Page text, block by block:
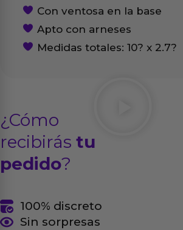
Con ventosa en la base
Apto con arneses
Medidas totales: 10? x 2.7?
¿Cómo
recibirás tu
pedido?
100% discreto
Sin sorpresas